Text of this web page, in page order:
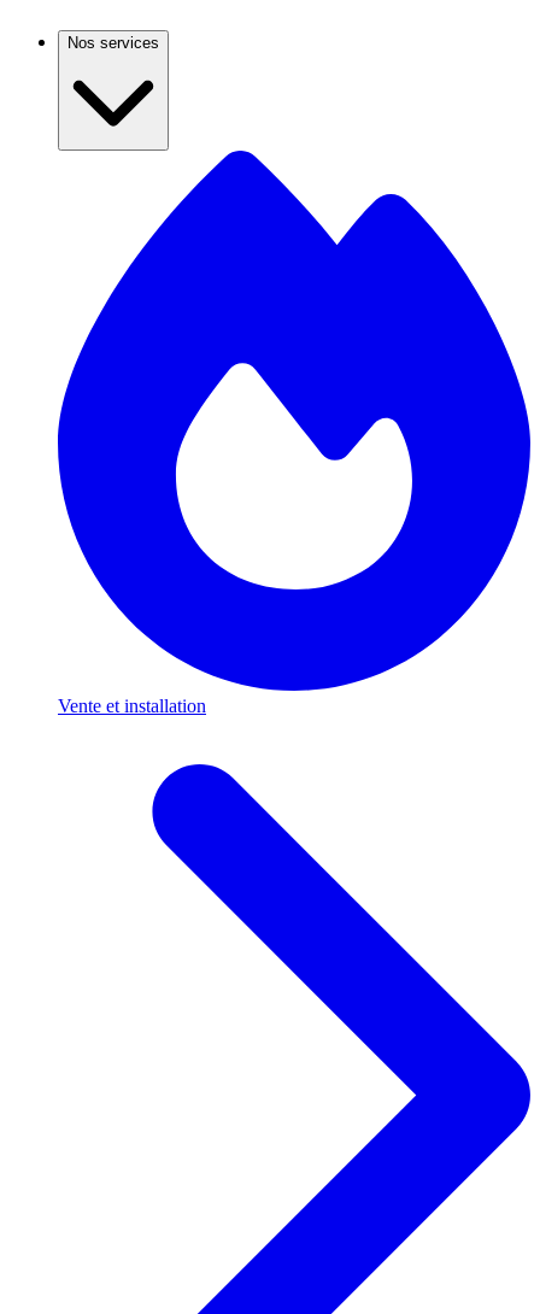
Nos services
Vente et installation